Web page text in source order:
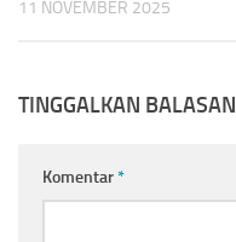
11 NOVEMBER 2025
TINGGALKAN BALASAN
Komentar*